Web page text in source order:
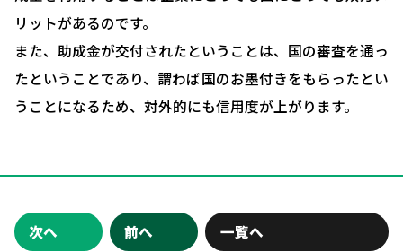
お客様の声
ブログ＆ニュース
会社概要
リットがあるのです。
また、助成金が交付されたということは、国の審査を通っ
たということであり、謂わば国のお墨付きをもらったとい
うことになるため、対外的にも信用度が上がります。
次へ 前へ 一覧へ